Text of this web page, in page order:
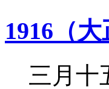
1916（
三月十